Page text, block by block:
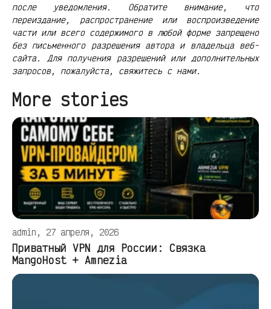
после уведомления. Обратите внимание, что
переиздание, распространение или воспроизведение
части или всего содержимого в любой форме запрещено
без письменного разрешения автора и владельца веб-
сайта. Для получения разрешений или дополнительных
запросов, пожалуйста, свяжитесь с нами.
More stories
admin, 27 апреля, 2026
Приватный VPN для России: Связка
MangoHost + Amnezia